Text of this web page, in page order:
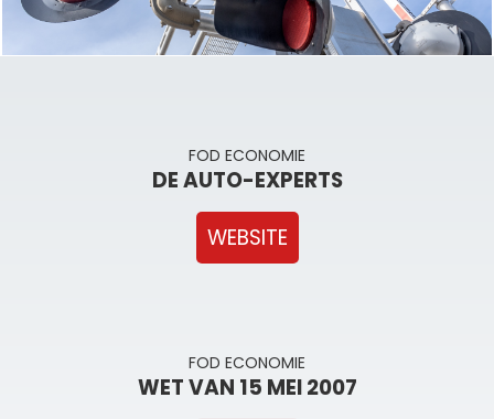
FOD ECONOMIE
DE AUTO-EXPERTS
WEBSITE
FOD ECONOMIE
WET VAN 15 MEI 2007